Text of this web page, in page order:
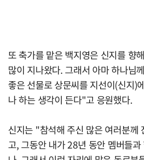
또 축가를 맡은 백지영은 신지를 향
많이 지나왔다. 그래서 아마 하나님
좋은 선물로 상문씨를 지선이(신지)
나 하는 생각이 든다"고 응원했다.
신지는 "참석해 주신 많은 여러분께
고, 그동안 내가 28년 동안 멤버들